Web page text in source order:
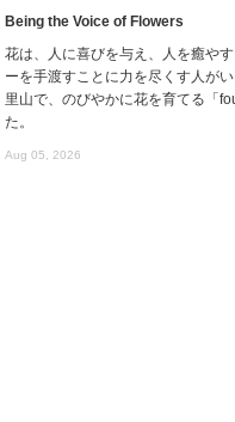
Being the Voice of Flowers
花は、人に喜びを与え、人を癒や
ーを手渡すことに力を尽くす人が
里山で、のびやかに花を育てる「
た。
Aug 05, 2026